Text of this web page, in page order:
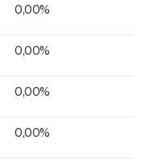
0,00%
0,00%
0,00%
0,00%